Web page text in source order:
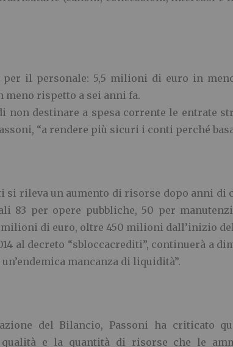
il personale: 5,5 milioni di euro in
rispetto a sei anni fa.
non destinare a spesa corrente le entrate
“a rendere più sicuri i conti perché
si rileva un aumento di risorse dopo anni di
83 per opere pubbliche, 50 per
di euro, oltre 450 milioni dall’inizio
al decreto “sbloccacrediti”, continuerà a
mancanza di liquidità”.
del Bilancio, Passoni ha criticato
e la quantità di risorse che le